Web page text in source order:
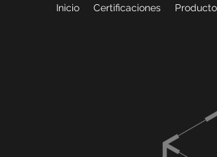
Inicio Certificaciones